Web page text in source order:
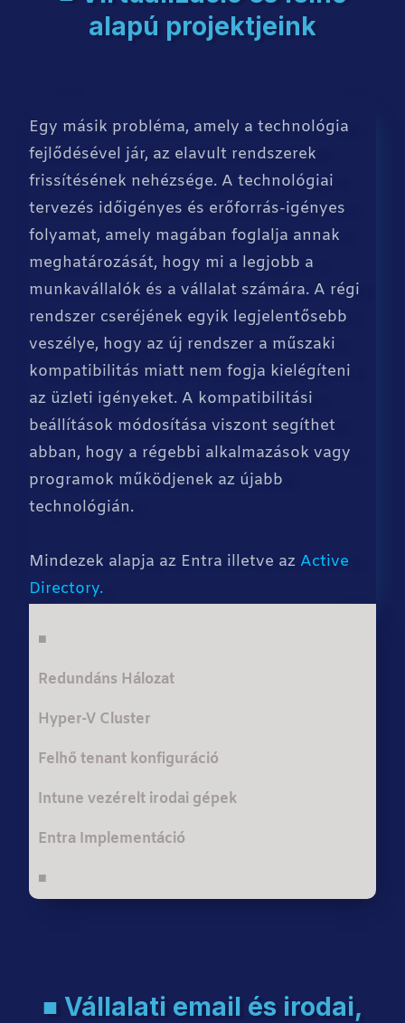
alapú projektjeink
Egy másik probléma, amely a technológia
fejlődésével jár, az elavult rendszerek
frissítésének nehézsége. A technológiai
tervezés időigényes és erőforrás-igényes
folyamat, amely magában foglalja annak
meghatározását, hogy mi a legjobb a
munkavállalók és a vállalat számára. A régi
rendszer cseréjének egyik legjelentősebb
veszélye, hogy az új rendszer a műszaki
kompatibilitás miatt nem fogja kielégíteni
az üzleti igényeket. A kompatibilitási
beállítások módosítása viszont segíthet
abban, hogy a régebbi alkalmazások vagy
programok működjenek az újabb
technológián.
Mindezek alapja az Entra illetve az Active
Directory.
■
Redundáns Hálozat
Hyper-V Cluster
Felhő tenant konfiguráció
Intune vezérelt irodai gépek
Entra Implementáció
■
■ Vállalati email és irodai,